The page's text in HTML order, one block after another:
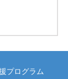
プログラム